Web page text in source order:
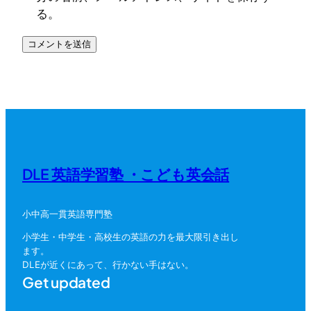
る。
DLE 英語学習塾 ・こども英会話
小中高一貫英語専門塾
小学生・中学生・高校生の英語の力を最大限引き出し
ます。
DLEが近くにあって、行かない手はない。
Get updated